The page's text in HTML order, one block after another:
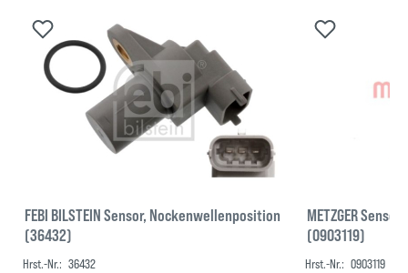
FEBI BILSTEIN Sensor, Nockenwellenposition
(36432)
Hrst.-Nr.: 36432
METZGER
(0903119)
Hrst.-Nr.: 0903119